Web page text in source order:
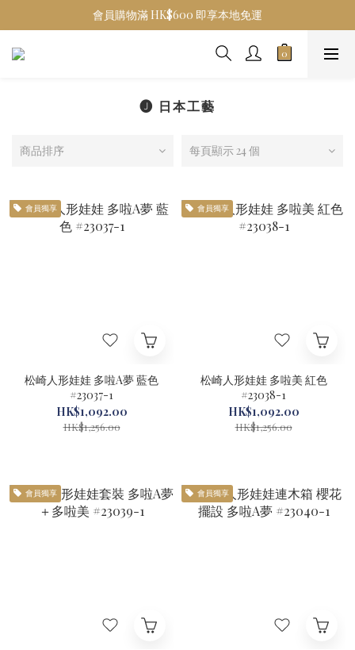
會員購物滿 HK$600 即享本地免運
🅙 日本工藝
商品排序 每頁顯示 24 個
會員獨享
松崎人形娃娃 多啦A夢 藍色
#23037-1
HK$1,092.00
HK$1,256.00
會員獨享
松崎人形娃娃 多啦美 紅色
#23038-1
HK$1,092.00
HK$1,256.00
會員獨享 會員獨享